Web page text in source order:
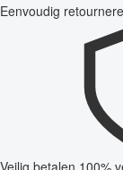
Eenvoudig
Veilig betalen 100%